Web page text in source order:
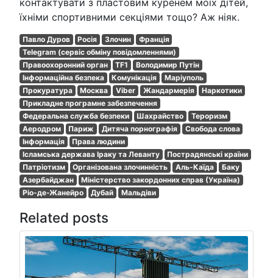
їхніми спортивними секціями тощо? Аж ніяк.
Павло Дуров Росія Злочин
Франція
Telegram (сервіс обміну повідомленнями)
Правоохоронний орган
TF1
Володимир Путін
Інформаційна безпека
Комунікація
Маріуполь
Прокуратура
Москва Viber Жандармерія
Наркотики
Прикладне програмне забезпечення
Федеральна служба безпеки
Шахрайство
Тероризм
Аеродром
Париж Дитяча порнографія
Свобода слова
Інформація
Права людини
Ісламська держава Іраку та Леванту
Пострадянські країни
Патріотизм
Організована злочинність Аль-Каїда
Баку
Азербайджан
Міністерство закордонних справ (Україна)
Ріо-де-Жанейро
Дубай Мальдіви
Related posts